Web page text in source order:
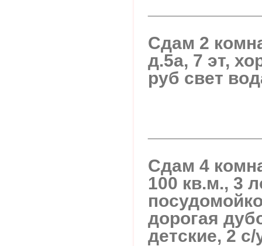
Сдам 2
д.5а, 7 эт,
руб свет
Сдам 4
100 кв.м., 3
дорогая
детские, 2